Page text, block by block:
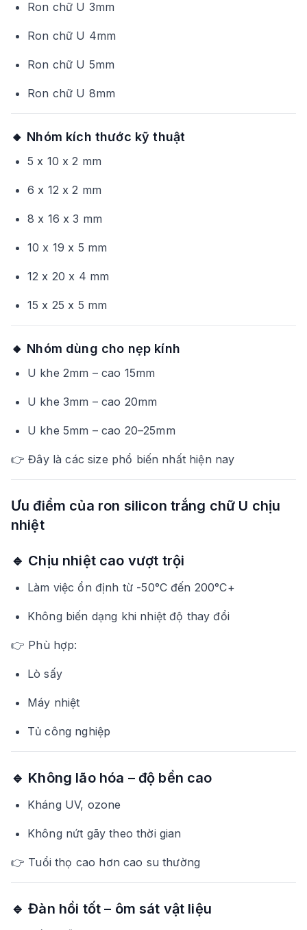
Ron chữ U 3mm
Ron chữ U 4mm
Ron chữ U 5mm
Ron chữ U 8mm
🔸 Nhóm kích thước kỹ thuật
5 x 10 x 2 mm
6 x 12 x 2 mm
8 x 16 x 3 mm
10 x 19 x 5 mm
12 x 20 x 4 mm
15 x 25 x 5 mm
🔸 Nhóm dùng cho nẹp kính
U khe 2mm – cao 15mm
U khe 3mm – cao 20mm
U khe 5mm – cao 20–25mm
👉 Đây là các size phổ biến nhất hiện nay
Ưu điểm của ron silicon trắng chữ U chịu
nhiệt
🔹 Chịu nhiệt cao vượt trội
Làm việc ổn định từ -50°C đến 200°C+
Không biến dạng khi nhiệt độ thay đổi
👉 Phù hợp:
Lò sấy
Máy nhiệt
Tủ công nghiệp
🔹 Không lão hóa – độ bền cao
Kháng UV, ozone
Không nứt gãy theo thời gian
👉 Tuổi thọ cao hơn cao su thường
🔹 Đàn hồi tốt – ôm sát vật liệu